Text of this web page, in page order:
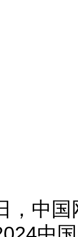
，中